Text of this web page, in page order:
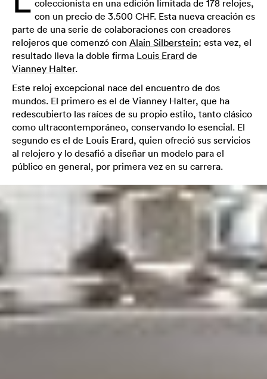
coleccionista en una edición limitada de 178 relojes,
con un precio de 3.500 CHF. Esta nueva creación es
parte de una serie de colaboraciones con creadores
relojeros que comenzó con Alain Silberstein; esta vez, el
resultado lleva la doble firma Louis Erard de
Vianney Halter.
Este reloj excepcional nace del encuentro de dos
mundos. El primero es el de Vianney Halter, que ha
redescubierto las raíces de su propio estilo, tanto clásico
como ultracontemporáneo, conservando lo esencial. El
segundo es el de Louis Erard, quien ofreció sus servicios
al relojero y lo desafió a diseñar un modelo para el
público en general, por primera vez en su carrera.